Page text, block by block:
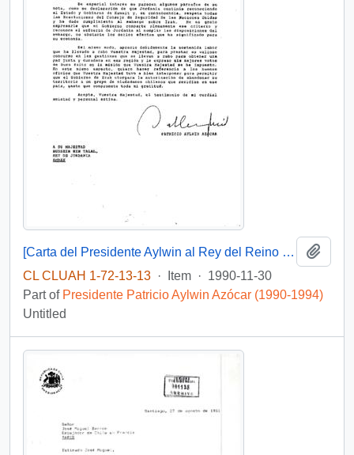
[Carta del Presidente Aylwin al Rey del Reino de Jordania].
CL CLUAH 1-72-13-13 · Item · 1990-11-30
Part of Presidente Patricio Aylwin Azócar (1990-1994)
Untitled